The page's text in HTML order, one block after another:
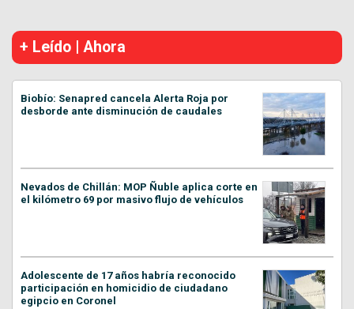
+ Leído | Ahora
Biobío: Senapred cancela Alerta Roja por
desborde ante disminución de caudales
Nevados de Chillán: MOP Ñuble aplica corte en
el kilómetro 69 por masivo flujo de vehículos
Adolescente de 17 años habría reconocido
participación en homicidio de ciudadano
egipcio en Coronel